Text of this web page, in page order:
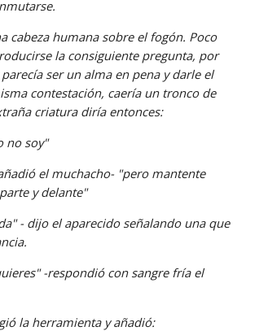
cabeza humana sobre el fogón. Poco
la consiguiente pregunta, por
ser un alma en pena y darle el
contestación, caería un tronco de
criatura diría entonces:
no soy"
el muchacho- "pero mantente
y delante"
- dijo el aparecido señalando una que
-respondió con sangre fría el
la herramienta y añadió: